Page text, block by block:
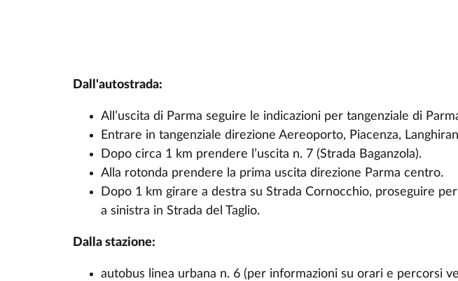
Dall'autostrada:
All’uscita di Parma seguire le indicazioni per tangenziale di
Entrare in tangenziale direzione Aereoporto, Piacenza,
Dopo circa 1 km prendere l’uscita n. 7 (Strada Baganzola).
Alla rotonda prendere la prima uscita direzione Parma centro.
Dopo 1 km girare a destra su Strada Cornocchio, proseguire
a sinistra in Strada del Taglio.
Dalla stazione:
autobus linea urbana n. 6 (per informazioni su orari e percorsi